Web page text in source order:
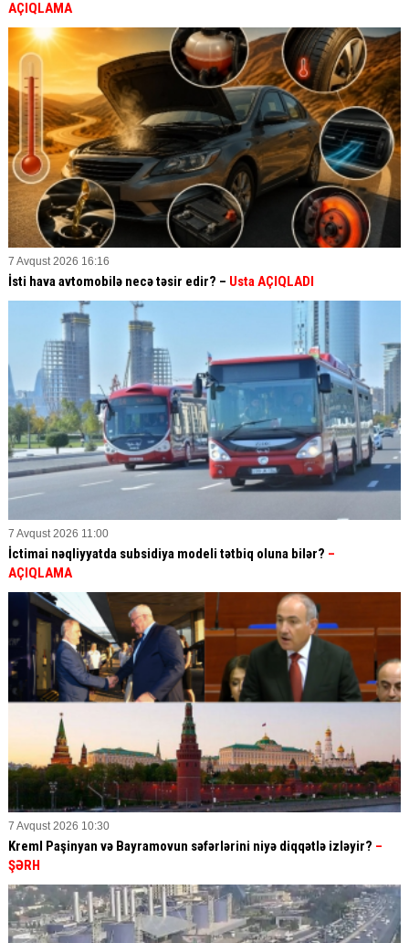
AÇIQLAMA
7 Avqust 2026 16:16
İsti hava avtomobilə necə təsir edir? – Usta AÇIQLADI
7 Avqust 2026 11:00
İctimai nəqliyyatda subsidiya modeli tətbiq oluna bilər? –
AÇIQLAMA
7 Avqust 2026 10:30
Kreml Paşinyan və Bayramovun səfərlərini niyə diqqətlə izləyir? –
ŞƏRH